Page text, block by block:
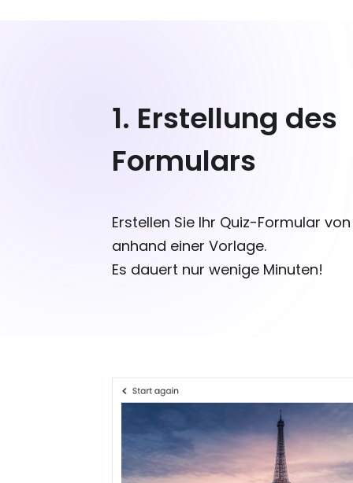
1. Erstellung des
Formulars
Erstellen Sie Ihr Quiz-Formular
anhand einer Vorlage.
Es dauert nur wenige Minuten!